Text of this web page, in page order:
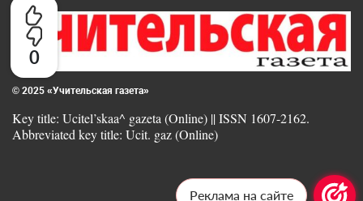
0
© 2025 «Учительская газета»
Key title: Ucitel’skaa^ gazeta (Online) || ISSN 1607-2162.
Abbreviated key title: Ucit. gaz (Online)
Реклама на сайте